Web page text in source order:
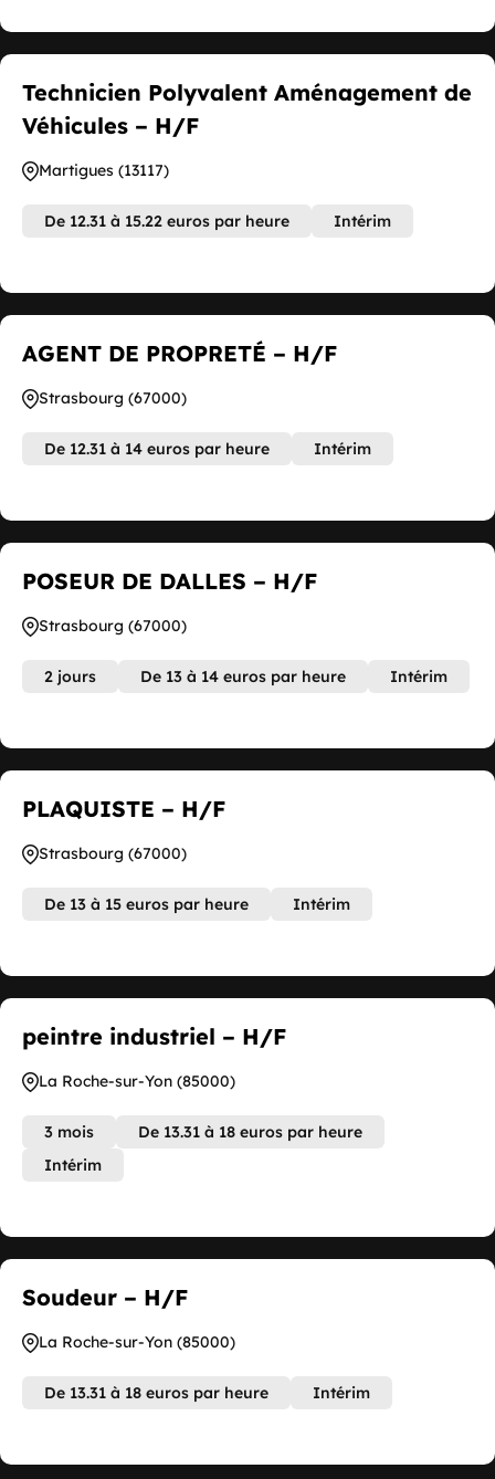
Technicien Polyvalent Aménagement de
Véhicules – H/F
Martigues (13117)
De 12.31 à 15.22 euros par heure Intérim
AGENT DE PROPRETÉ – H/F
Strasbourg (67000)
De 12.31 à 14 euros par heure Intérim
POSEUR DE DALLES – H/F
Strasbourg (67000)
2 jours De 13 à 14 euros par heure Intérim
PLAQUISTE – H/F
Strasbourg (67000)
De 13 à 15 euros par heure Intérim
peintre industriel – H/F
La Roche-sur-Yon (85000)
3 mois
De 13.31 à 18 euros par heure
Intérim
Soudeur – H/F
La Roche-sur-Yon (85000)
De 13.31 à 18 euros par heure Intérim